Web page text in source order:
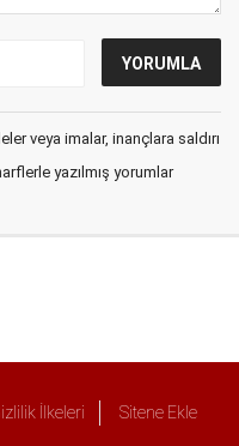
veya imalar, inançlara saldırı
yazılmış yorumlar
İlkeleri Sitene Ekle